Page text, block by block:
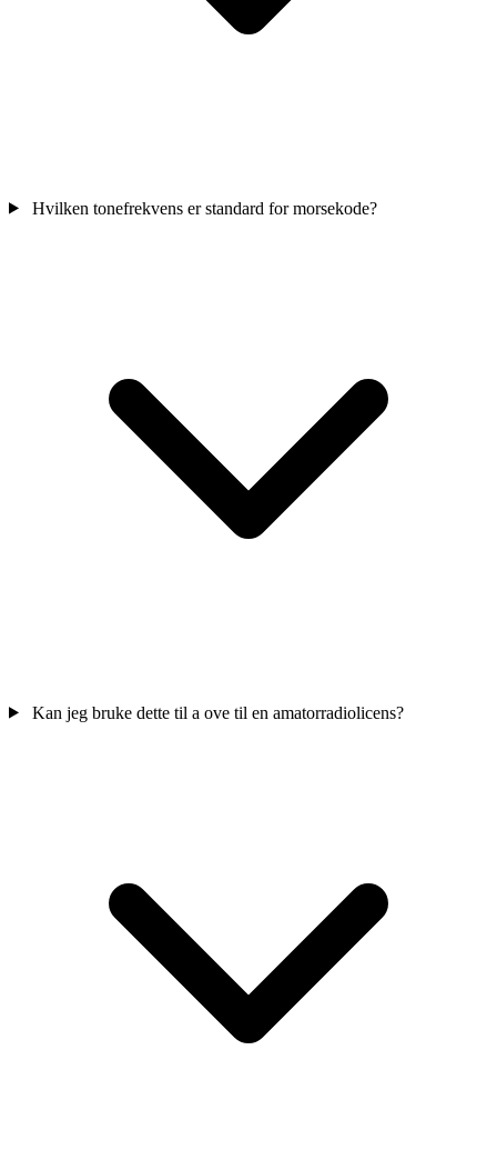
Hvilken tonefrekvens er standard for morsekode?
Kan jeg bruke dette til a ove til en amatorradiolicens?